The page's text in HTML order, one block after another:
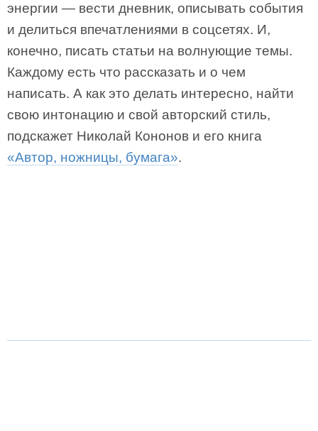
энергии — вести дневник, описывать события
и делиться впечатлениями в соцсетях. И,
конечно, писать статьи на волнующие темы.
Каждому есть что рассказать и о чем
написать. А как это делать интересно, найти
свою интонацию и свой авторский стиль,
подскажет Николай Кононов и его книга
«Автор, ножницы, бумага».